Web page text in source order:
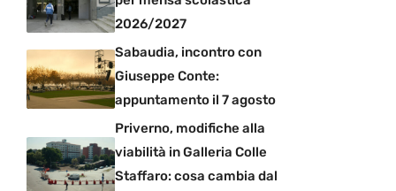
2026/2027
Sabaudia, incontro con
Giuseppe Conte:
appuntamento il 7 agosto
Priverno, modifiche alla
viabilità in Galleria Colle
Staffaro: cosa cambia dal